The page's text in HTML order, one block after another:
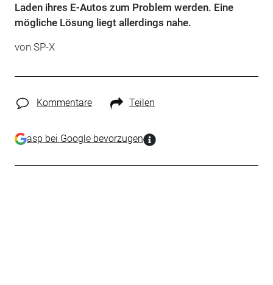
Laden ihres E-Autos zum Problem werden. Eine
mögliche Lösung liegt allerdings nahe.
von SP-X
Kommentare Teilen
asp bei Google bevorzugen